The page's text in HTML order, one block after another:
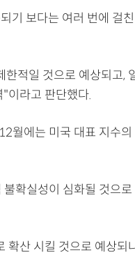
기 보다는 여러 번에 걸
적일 것으로 예상되고,
이라고 판단했다.
월에는 미국 대표 지수의
확실성이 심화될 것으로
확산 시킬 것으로 예상되